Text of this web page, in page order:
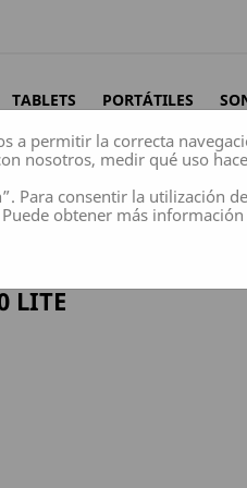
TABLETS PORTÁTILES
LITE
a permitir la correcta
nosotros, medir qué uso
Para consentir la utilización
obtener más